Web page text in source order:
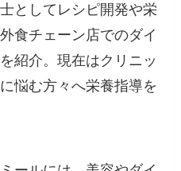
としてレシピ開発や栄
食チェーン店でのダイ
紹介。現在はクリニッ
悩む方々へ栄養指導を